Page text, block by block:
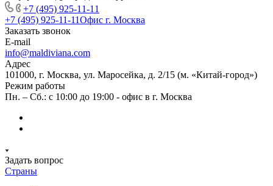
+7 (495) 925-11-11
+7 (495) 925-11-11Офис г. Москва
Заказать звонок
E-mail
info@maldiviana.com
Адрес
101000, г. Москва, ул. Маросейка, д. 2/15 (м. «Китай-город»)
Режим работы
Пн. – Сб.: с 10:00 до 19:00 - офис в г. Москва
Задать вопрос
Страны